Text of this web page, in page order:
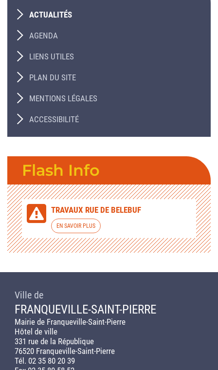
ACTUALITÉS
AGENDA
LIENS UTILES
PLAN DU SITE
MENTIONS LÉGALES
ACCESSIBILITÉ
Flash Info
TRAVAUX RUE DE BELEBUF
EN SAVOIR PLUS
Ville de
FRANQUEVILLE-SAINT-PIERRE
Mairie de Franqueville-Saint-Pierre
Hôtel de ville
331 rue de la République
76520 Franqueville-Saint-Pierre
Tél. 02 35 80 20 39